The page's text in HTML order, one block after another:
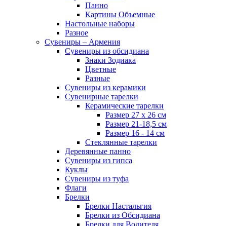
Панно
Картины Объемные
Настольные наборы
Разное
Сувениры – Армения
Сувениры из обсидиана
Знаки Зодиака
Цветные
Разные
Сувениры из керамики
Сувенирные тарелки
Керамические тарелки
Размер 27 х 26 см
Размер 21-18,5 см
Размер 16 - 14 см
Стеклянные тарелки
Деревянные панно
Сувениры из гипса
Куклы
Сувениры из туфа
Флаги
Брелки
Брелки Настальгия
Брелки из Обсидиана
Брелки для Водителя